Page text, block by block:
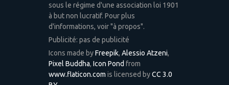
sous le régime d'une association loi 1901
à but non lucratif. Pour plus
d'informations, voir "à propos".
Publicité: pas de publicité
Icons made byFreepik, Alessio Atzeni,
Pixel Buddha, Icon Pond from
www.flaticon.com is licensed byCC 3.0